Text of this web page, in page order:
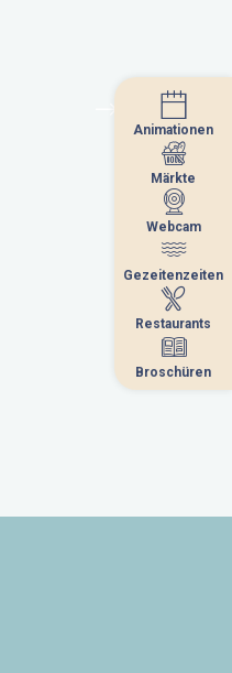
Animationen
Märkte
Webcam
Gezeitenzeiten
Restaurants
Broschüren